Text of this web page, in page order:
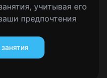
учитывая его
предпочтения